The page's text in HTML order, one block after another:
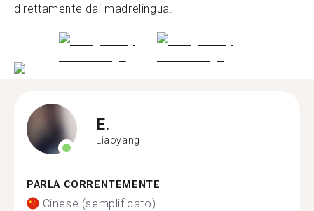
direttamente dai madrelingua.
E.
Liaoyang
PARLA CORRENTEMENTE
Cinese (semplificato)